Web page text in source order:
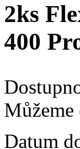
2ks
400
Datum